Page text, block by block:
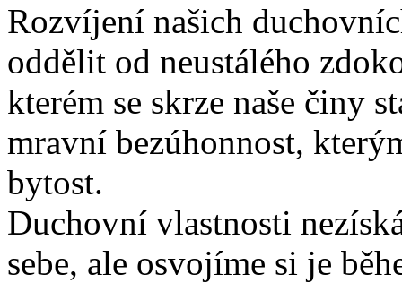
Rozvíjení našich
oddělit od neustálého
kterém se skrze naše činy
mravní bezúhonnost,
bytost.
Duchovní vlastnosti
sebe, ale osvojíme si je